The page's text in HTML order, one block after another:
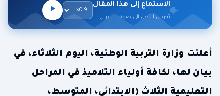
الاستماع إلى هذا المقال
تحويل النص إلى صوت — عربي
أعلنت وزارة التربية الوطنية، اليوم الثلاثاء، في
بيان لها، لكافة أولياء التلاميذ في المراحل
التعليمية الثلاث (الابتدائي، المتوسط،